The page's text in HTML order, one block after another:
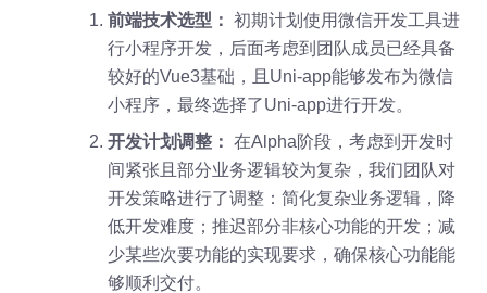
前端技术选型： 初期计划使用微信开发工具进
行小程序开发，后面考虑到团队成员已经具备
较好的Vue3基础，且Uni-app能够发布为微信
小程序，最终选择了Uni-app进行开发。
开发计划调整： 在Alpha阶段，考虑到开发时
间紧张且部分业务逻辑较为复杂，我们团队对
开发策略进行了调整：简化复杂业务逻辑，降
低开发难度；推迟部分非核心功能的开发；减
少某些次要功能的实现要求，确保核心功能能
够顺利交付。